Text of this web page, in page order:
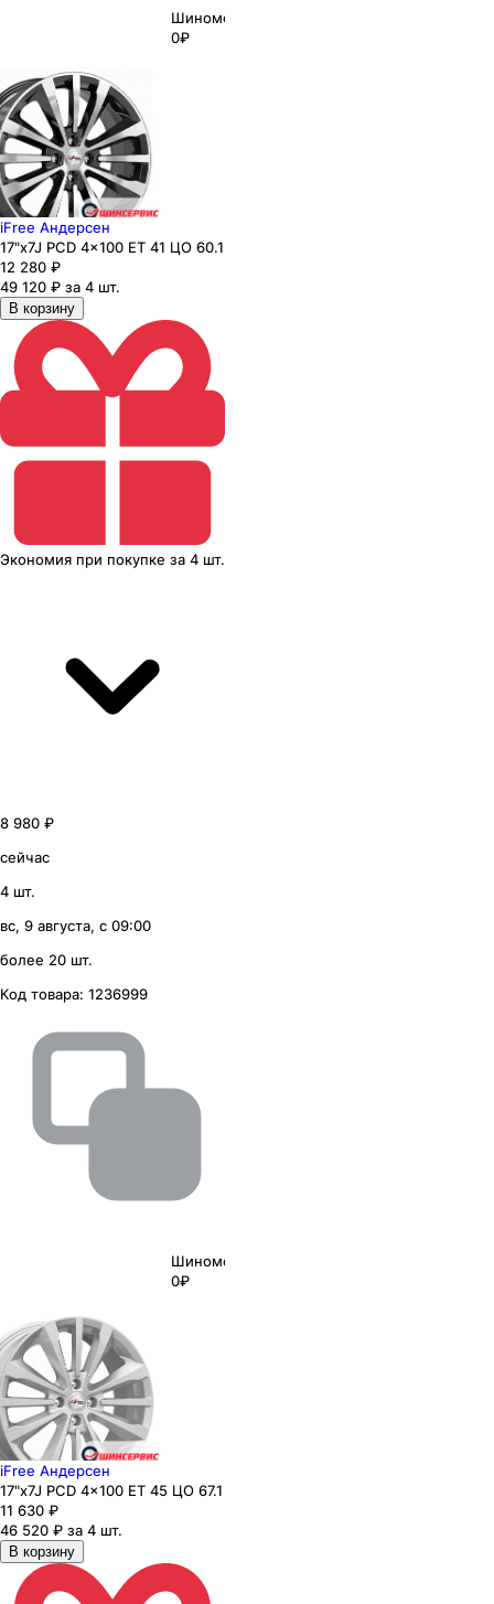
Шиномонтаж
0₽
iFree Андерсен
17"x7J PCD 4x100 ЕТ 41 ЦО 60.1
12 280 ₽
49 120 ₽ за 4 шт.
В корзину
Экономия при покупке за 4 шт.
8 980 ₽
сейчас
4 шт.
вс, 9 августа, с 09:00
более 20 шт.
Код товара: 1236999
Шиномонтаж
0₽
iFree Андерсен
17"x7J PCD 4x100 ЕТ 45 ЦО 67.1
11 630 ₽
46 520 ₽ за 4 шт.
В корзину